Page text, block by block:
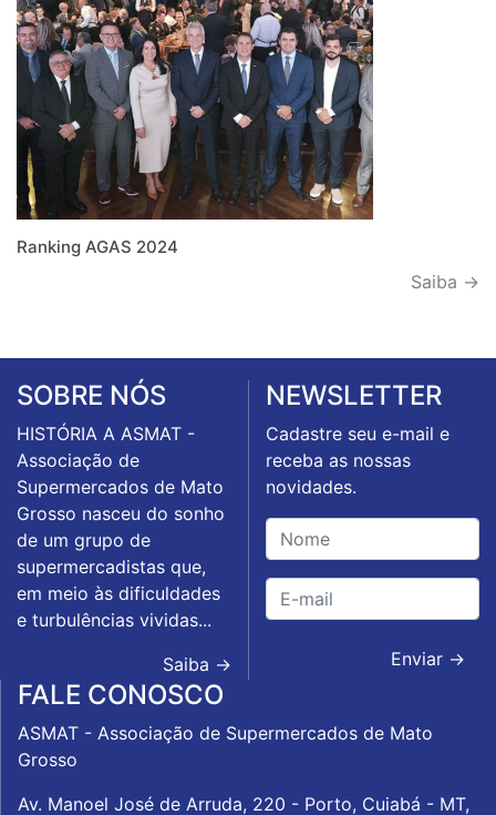
Ranking AGAS 2024
Saiba →
SOBRE NÓS
HISTÓRIA A ASMAT -
Associação de
Supermercados de Mato
Grosso nasceu do sonho
de um grupo de
supermercadistas que,
em meio às dificuldades
e turbulências vividas...
Saiba →
NEWSLETTER
Cadastre seu e-mail e
receba as nossas
novidades.
Enviar →
FALE CONOSCO
ASMAT - Associação de Supermercados de Mato
Grosso
Av. Manoel José de Arruda, 220 - Porto, Cuiabá - MT,